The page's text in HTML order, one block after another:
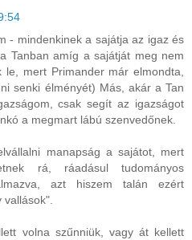
- mindenkinek a sajátja az igaz és
Tanban amíg a sajátját meg nem
le, mert Primander már elmondta,
senki élményét) Más, akár a Tan
csak segít az igazságot
a megmart lábú szenvedőnek.
manapság a sajátot, mert
rá, ráadásul tudományos
azt hiszem talán ezért
vallások".
volna szűnniük, vagy át kellett